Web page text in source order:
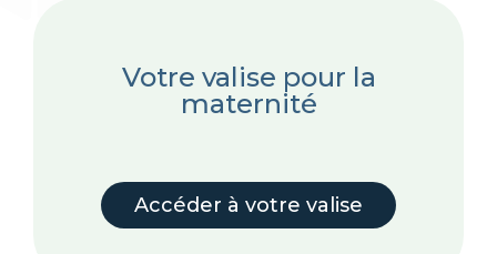
Votre valise pour la
maternité
Accéder à votre valise